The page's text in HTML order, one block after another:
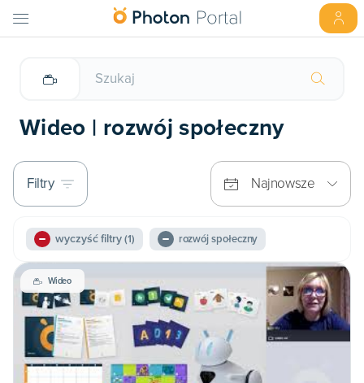
Wideo | rozwój społeczny
Filtry Najnowsze
wyczyść filtry(1) rozwój społeczny
Wideo